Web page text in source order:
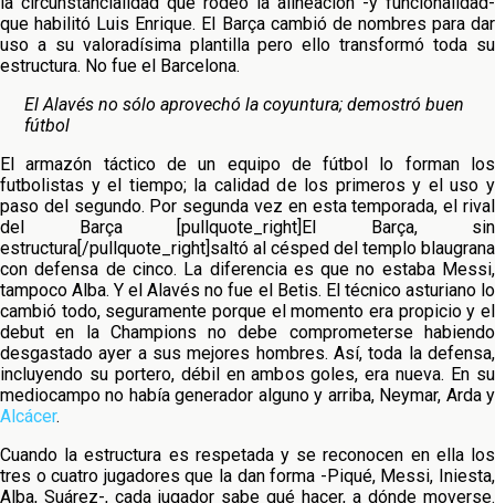
que habilitó Luis Enrique. El Barça cambió de nombres para dar
uso a su valoradísima plantilla pero ello transformó toda su
estructura. No fue el Barcelona.
El Alavés no sólo aprovechó la coyuntura; demostró buen
fútbol
El armazón táctico de un equipo de fútbol lo forman los
futbolistas y el tiempo; la calidad de los primeros y el uso y
paso del segundo. Por segunda vez en esta temporada, el rival
del Barça [pullquote_right]El Barça, sin
estructura[/pullquote_right]saltó al césped del templo blaugrana
con defensa de cinco. La diferencia es que no estaba Messi,
tampoco Alba. Y el Alavés no fue el Betis. El técnico asturiano lo
cambió todo, seguramente porque el momento era propicio y el
debut en la Champions no debe comprometerse habiendo
desgastado ayer a sus mejores hombres. Así, toda la defensa,
incluyendo su portero, débil en ambos goles, era nueva. En su
mediocampo no había generador alguno y arriba, Neymar, Arda y
Alcácer.
Cuando la estructura es respetada y se reconocen en ella los
tres o cuatro jugadores que la dan forma -Piqué, Messi, Iniesta,
Alba, Suárez-, cada jugador sabe qué hacer, a dónde moverse.